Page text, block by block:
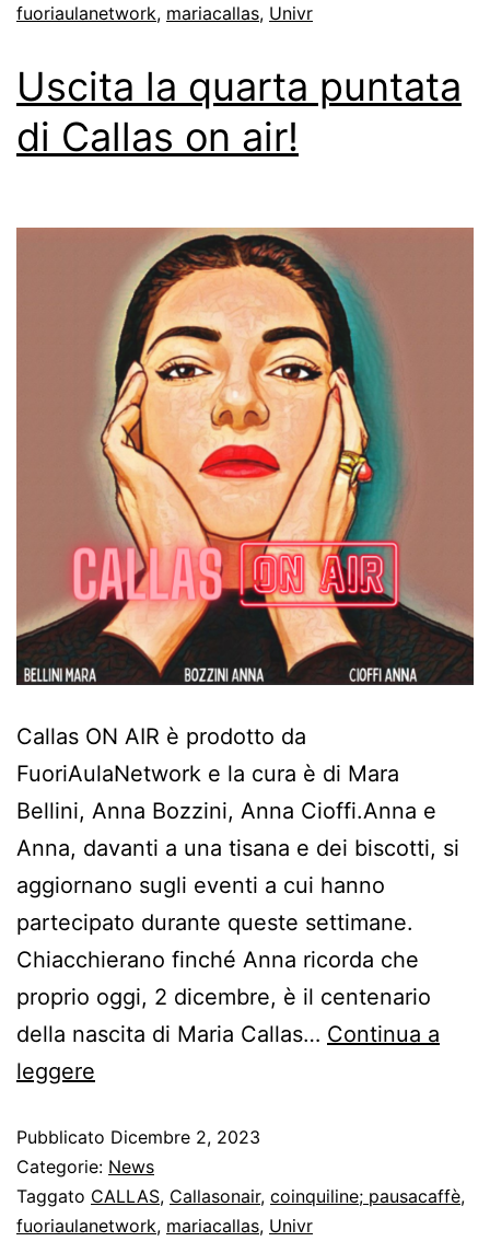
fuoriaulanetwork, mariacallas, Univr
Uscita la quarta puntata
di Callas on air!
Callas ON AIR è prodotto da
FuoriAulaNetwork e la cura è di Mara
Bellini, Anna Bozzini, Anna Cioffi.Anna e
Anna, davanti a una tisana e dei biscotti, si
aggiornano sugli eventi a cui hanno
partecipato durante queste settimane.
Chiacchierano finché Anna ricorda che
proprio oggi, 2 dicembre, è il centenario
della nascita di Maria Callas… Continua a
leggere
Pubblicato Dicembre 2, 2023
Categorie: News
Taggato CALLAS, Callasonair, coinquiline; pausacaffè,
fuoriaulanetwork, mariacallas, Univr